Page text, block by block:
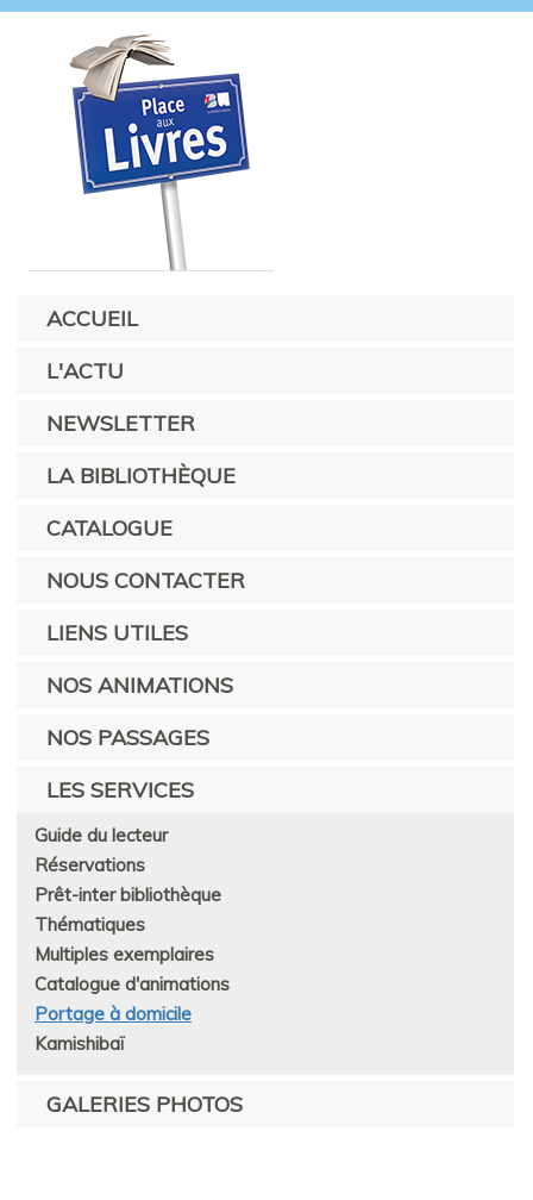
ACCUEIL
L'ACTU
NEWSLETTER
LA BIBLIOTHÈQUE
CATALOGUE
NOUS CONTACTER
LIENS UTILES
NOS ANIMATIONS
NOS PASSAGES
LES SERVICES
Guide du lecteur
Réservations
Prêt-inter bibliothèque
Thématiques
Multiples exemplaires
Catalogue d'animations
Portage à domicile
Kamishibaï
GALERIES PHOTOS